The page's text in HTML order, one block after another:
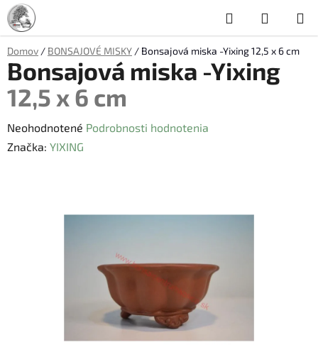
Prejsť
na
obsah
Hľadať
KOŠÍK
Domov / BONSAJOVÉ MISKY / Bonsajová miska -Yixing12,5 x 6 cm
Bonsajová miska -Yixing
12,5 x 6 cm
Priemerné
hodnotenie
Neohodnotené Podrobnosti hodnotenia
Značka: YIXING